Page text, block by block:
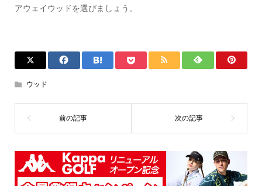
アウェイウッドを選びましょう。
ウッド